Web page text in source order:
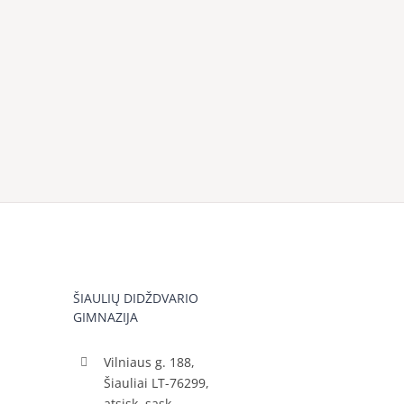
ŠIAULIŲ DIDŽDVARIO
GIMNAZIJA
Vilniaus g. 188,
Šiauliai LT-76299,